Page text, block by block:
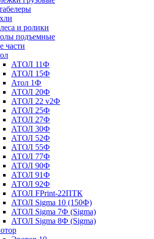
и ролики
подъемные
части
АТОЛ 11Ф
АТОЛ 15Ф
Атол 1Ф
АТОЛ 20Ф
АТОЛ 22 v2Ф
АТОЛ 25Ф
АТОЛ 27Ф
АТОЛ 30Ф
АТОЛ 52Ф
АТОЛ 55Ф
АТОЛ 77Ф
АТОЛ 90Ф
АТОЛ 91Ф
АТОЛ 92Ф
АТОЛ FPrint-22ПТК
АТОЛ Sigma 10 (150Ф)
АТОЛ Sigma 7Ф (Sigma)
АТОЛ Sigma 8Ф (Sigma)